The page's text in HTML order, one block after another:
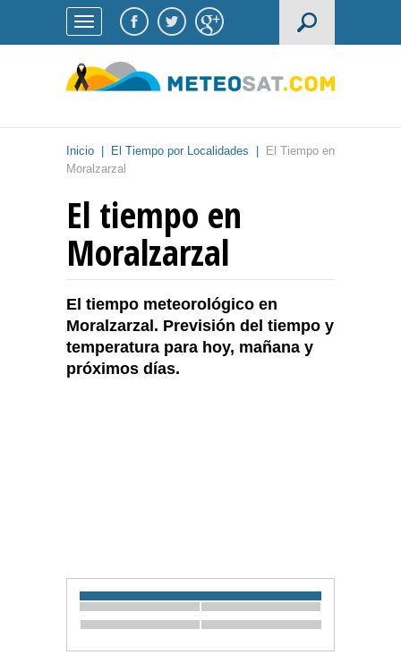
Inicio El Tiempo por Localidades
El Tiempo en
Moralzarzal
El tiempo en
Moralzarzal
El tiempo meteorológico en
Moralzarzal. Previsión del tiempo y
temperatura para hoy, mañana y
próximos días.